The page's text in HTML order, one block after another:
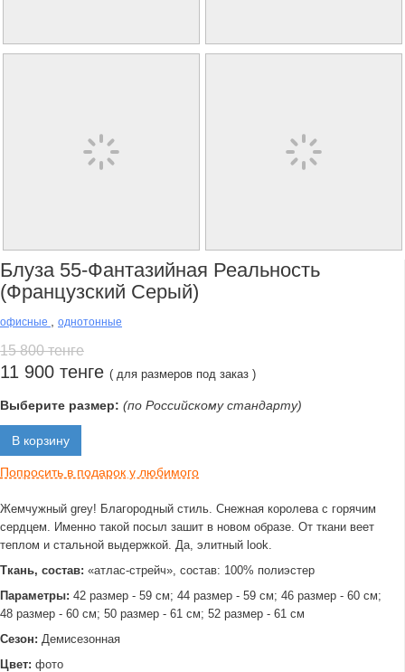
Блуза 55-Фантазийная Реальность
(французский Серый)
офисные однотонные
15 800 тенге
11 900 тенге ( для размеров под заказ )
Выберите размер: (по Российскому стандарту)
В корзину
Попросить в подарок у любимого
Жемчужный grey! Благородный стиль. Снежная королева с горячим
сердцем. Именно такой посыл зашит в новом образе. От ткани веет
теплом и стальной выдержкой. Да, элитный look.
Ткань, состав: «атлас-стрейч», состав: 100% полиэстер
Параметры: 42 размер - 59 см; 44 размер - 59 см; 46 размер - 60 см;
48 размер - 60 см; 50 размер - 61 см; 52 размер - 61 см
Сезон: Демисезонная
Цвет: фото